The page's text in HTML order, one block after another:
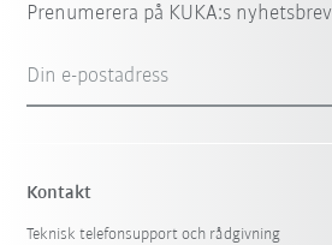
Prenumerera på KUKA:s nyhetsbrev
Din e-postadress
Kontakt
Teknisk telefonsupport och rådgivning